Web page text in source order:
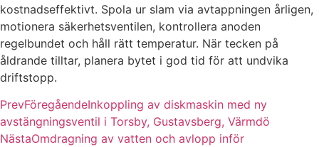
kostnadseffektivt. Spola ur slam via avtappningen årligen,
motionera säkerhetsventilen, kontrollera anoden
regelbundet och håll rätt temperatur. När tecken på
åldrande tilltar, planera bytet i god tid för att undvika
driftstopp.
PrevFöregåendeInkoppling av diskmaskin med ny
avstängningsventil i Torsby, Gustavsberg, Värmdö
NästaOmdragning av vatten och avlopp inför